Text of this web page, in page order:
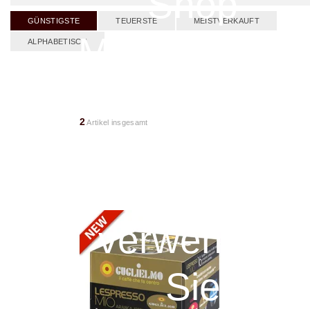
GÜNSTIGSTE TEUERSTE MEISTVERKAUFT
ALPHABETISCH
2Artikel insgesamt
MyCaferia.de
verwenden
Sie